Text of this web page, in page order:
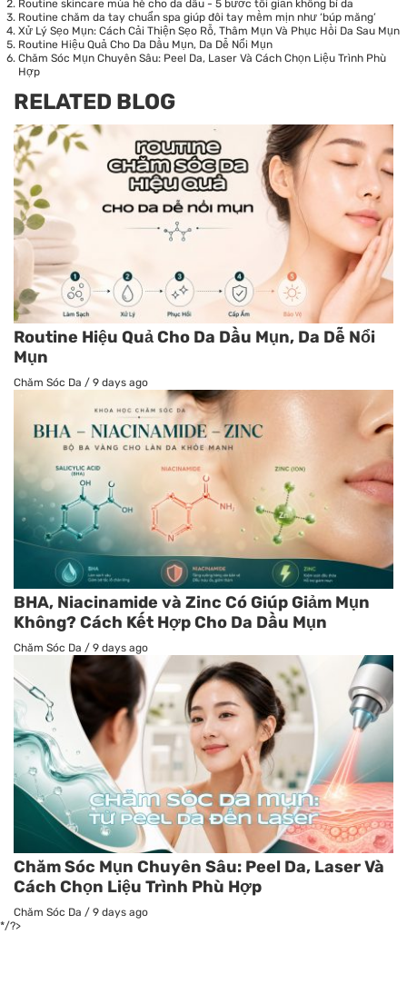
Routine skincare mùa hè cho da dầu - 5 bước tối giản không bí da
Routine chăm da tay chuẩn spa giúp đôi tay mềm mịn như ‘búp măng’
Xử Lý Sẹo Mụn: Cách Cải Thiện Sẹo Rỗ, Thâm Mụn Và Phục Hồi Da Sau Mụn
Routine Hiệu Quả Cho Da Dầu Mụn, Da Dễ Nổi Mụn
Chăm Sóc Mụn Chuyên Sâu: Peel Da, Laser Và Cách Chọn Liệu Trình Phù
Hợp
RELATED BLOG
Routine Hiệu Quả Cho Da Dầu Mụn, Da Dễ Nổi
Mụn
Chăm Sóc Da / 9 days ago
BHA, Niacinamide và Zinc Có Giúp Giảm Mụn
Không? Cách Kết Hợp Cho Da Dầu Mụn
Chăm Sóc Da / 9 days ago
Chăm Sóc Mụn Chuyên Sâu: Peel Da, Laser Và
Cách Chọn Liệu Trình Phù Hợp
Chăm Sóc Da / 9 days ago
*/?>